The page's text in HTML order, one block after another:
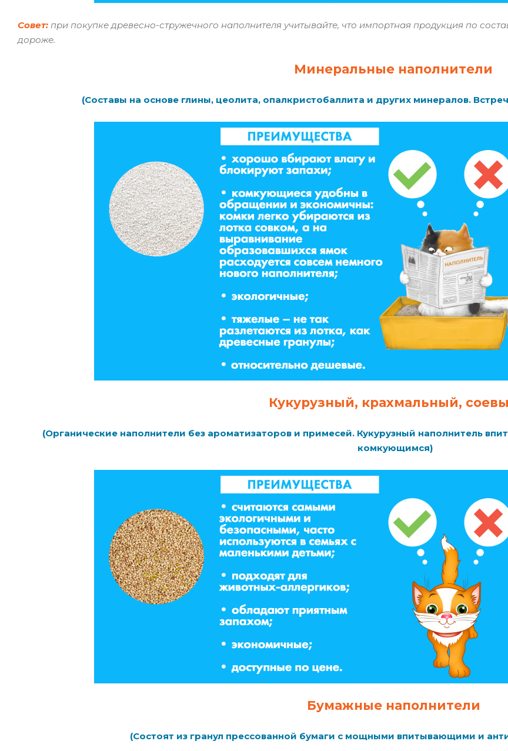
Совет: при покупке древесно-стружечного наполнителя учитывайте, что импортная продукция по
дороже.
Минеральные наполнители
(Составы на основе глины, цеолита, опалкристобаллита и других минералов.
Кукурузный, крахмальный,
(Органические наполнители без ароматизаторов и примесей. Кукурузный наполнитель
комкующимся)
Бумажные наполнители
(Состоят из гранул прессованной бумаги с мощными впитывающими и